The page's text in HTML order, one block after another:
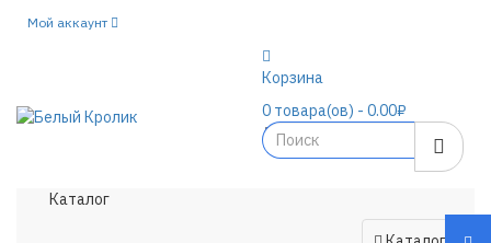
Мой аккаунт
Корзина
0 товара(ов) - 0.00₽
Каталог